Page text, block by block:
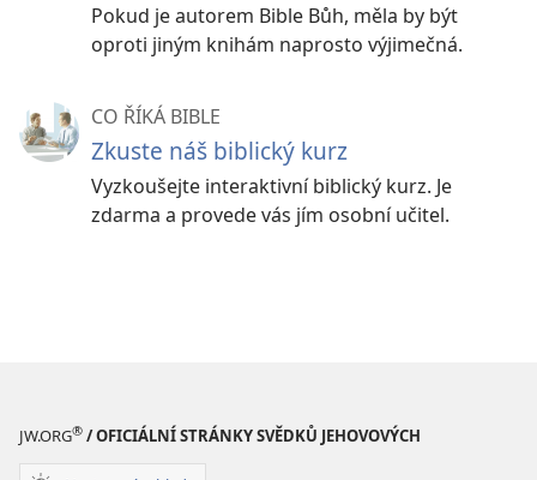
Pokud je autorem Bible Bůh, měla by být
oproti jiným knihám naprosto výjimečná.
CO ŘÍKÁ BIBLE
Zkuste náš biblický kurz
Vyzkoušejte interaktivní biblický kurz. Je
zdarma a provede vás jím osobní učitel.
JW.ORG® / OFICIÁLNÍ STRÁNKY SVĚDKŮ JEHOVOVÝCH